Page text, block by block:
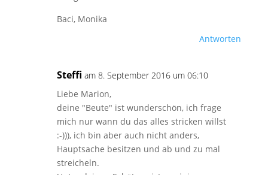
Baci, Monika
Antworten
Steffi am 8. September 2016 um 06:10
Liebe Marion,
deine "Beute" ist wunderschön, ich frage
mich nur wann du das alles stricken willst
:-))), ich bin aber auch nicht anders,
Hauptsache besitzen und ab und zu mal
streicheln.